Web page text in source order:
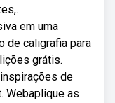
em uma
de caligrafia para
grátis.
de
Webaplique as